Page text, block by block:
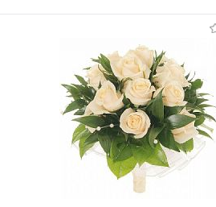
В корзину
Купить в 1 клик
Сравнение
В избранное
Под заказ